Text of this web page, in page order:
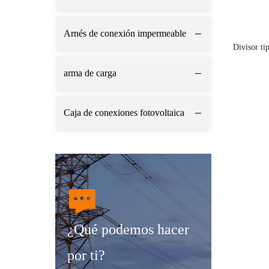
Arnés de conexión impermeable
arma de carga
Caja de conexiones fotovoltaica
¿Qué podemos hacer
por ti?
Divisor